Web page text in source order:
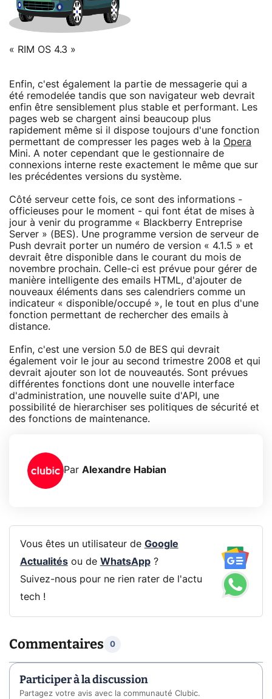
« RIM OS 4.3 »
Enfin, c'est également la partie de messagerie qui a
été remodelée tandis que son navigateur web devrait
enfin être sensiblement plus stable et performant. Les
pages web se chargent ainsi beaucoup plus
rapidement même si il dispose toujours d'une fonction
permettant de compresser les pages web à la Opera
Mini. A noter cependant que le gestionnaire de
connexions interne reste exactement le même que sur
les précédentes versions du système.
Côté serveur cette fois, ce sont des informations -
officieuses pour le moment - qui font état de mises à
jour à venir du programme « Blackberry Entreprise
Server » (BES). Une programme version de serveur de
Push devrait porter un numéro de version « 4.1.5 » et
devrait être disponible dans le courant du mois de
novembre prochain. Celle-ci est prévue pour gérer de
manière intelligente des emails HTML, d'ajouter de
nouveaux éléments dans ses calendriers comme un
indicateur « disponible/occupé », le tout en plus d'une
fonction permettant de rechercher des emails à
distance.
Enfin, c'est une version 5.0 de BES qui devrait
également voir le jour au second trimestre 2008 et qui
devrait ajouter son lot de nouveautés. Sont prévues
différentes fonctions dont une nouvelle interface
d'administration, une nouvelle suite d'API, une
possibilité de hierarchiser ses politiques de sécurité et
des fonctions de maintenance.
Par Alexandre Habian
Vous êtes un utilisateur de Google
Actualitésou de WhatsApp?
Suivez-nous pour ne rien rater de l'actu
tech !
Commentaires 0
Participer à la discussion
Partagez votre avis avec la communauté Clubic.